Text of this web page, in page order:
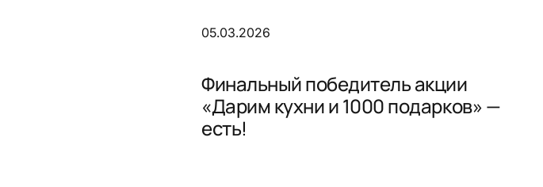
05.03.2026
Финальный победитель акции
«Дарим кухни и 1000 подарков» —
есть!